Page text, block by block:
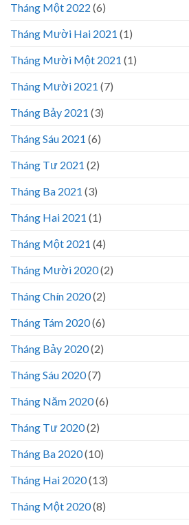
Tháng Một 2022 (6)
Tháng Mười Hai 2021 (1)
Tháng Mười Một 2021 (1)
Tháng Mười 2021 (7)
Tháng Bảy 2021 (3)
Tháng Sáu 2021 (6)
Tháng Tư 2021 (2)
Tháng Ba 2021 (3)
Tháng Hai 2021 (1)
Tháng Một 2021 (4)
Tháng Mười 2020(2)
Tháng Chín 2020(2)
Tháng Tám 2020(6)
Tháng Bảy 2020(2)
Tháng Sáu 2020(7)
Tháng Năm 2020(6)
Tháng Tư 2020(2)
Tháng Ba 2020(10)
Tháng Hai 2020(13)
Tháng Một 2020(8)